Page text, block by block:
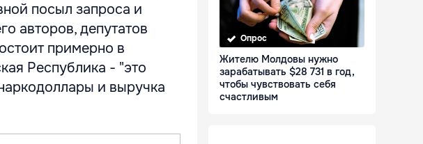
посыл запроса и
авторов, депутатов
примерно в
Республика - "это
и выручка
Опрос
Жителю Молдовы нужно
зарабатывать $28 731 в год,
чтобы чувствовать себя
счастливым